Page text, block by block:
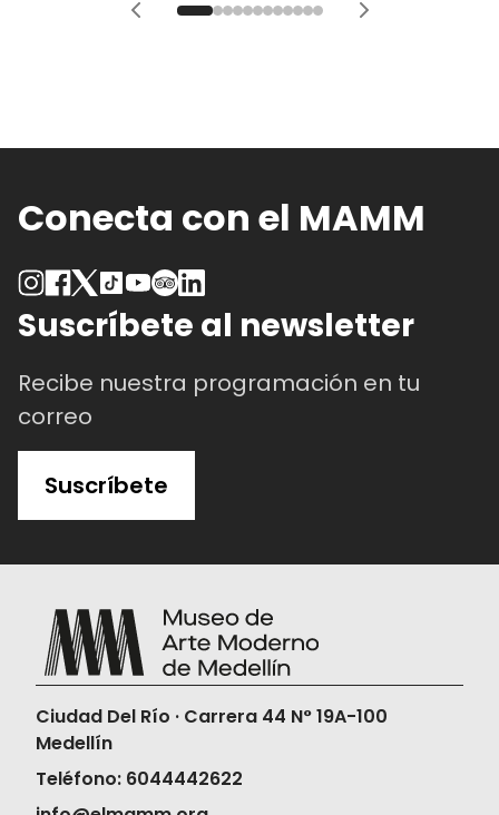
Conecta con el MAMM
Suscríbete al newsletter
Recibe nuestra programación en tu
correo
Suscríbete
Ciudad Del Río · Carrera 44 N° 19A-100
Medellín
Teléfono: 6044442622